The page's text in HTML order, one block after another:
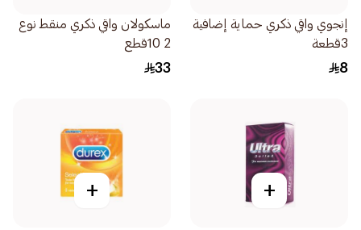
إنجوي واقي ذكري حماية إضافية
3قطعة
8
ماسكولان واقي ذكري منقط نوع
2 10قطع
33
+
+